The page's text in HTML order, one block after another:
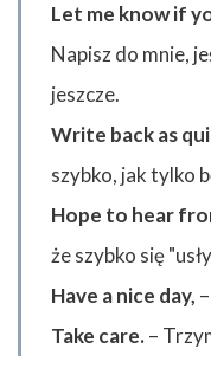
Let me know if
Napisz do mnie,
jeszcze.
Write back as
szybko, jak tylko
Hope to hear
że szybko się
Have a nice day,
Take care.–